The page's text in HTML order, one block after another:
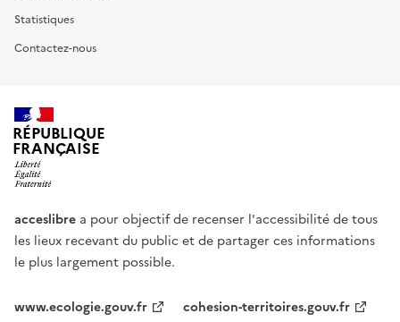
Statistiques
Contactez-nous
RÉPUBLIQUE
FRANÇAISE
acceslibre a pour objectif de recenser l'accessibilité de tous
les lieux recevant du public et de partager ces informations
le plus largement possible.
www.ecologie.gouv.fr
cohesion-territoires.gouv.fr